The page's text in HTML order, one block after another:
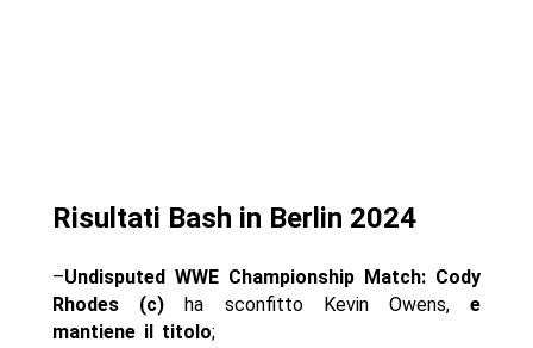
Risultati Bash in Berlin 2024
–Undisputed WWE Championship Match: Cody
Rhodes (c) ha sconfitto Kevin Owens,e
mantiene il titolo;